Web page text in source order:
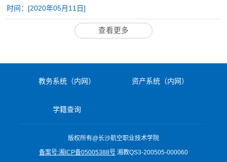
时间：[2020年05月11日]
查看更多
教务系统（内网） 资产系统（内网）
学籍查询
版权所有@长沙航空职业技术学院
备案号:湘ICP备05005388号 湘教QS3-200505-000060